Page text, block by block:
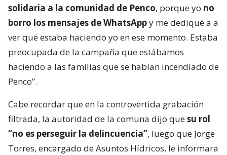
solidaria a la comunidad de Penco, porque yo no
borro los mensajes de WhatsAppy me dediqué a a
ver qué estaba haciendo yo en ese momento. Estaba
preocupada de la campaña que estábamos
haciendo a las familias que se habían incendiado de
Penco”.
Cabe recordar que en la controvertida grabación
filtrada, la autoridad de la comuna dijo quesu rol
“no es perseguir la delincuencia”, luego que Jorge
Torres, encargado de Asuntos Hídricos, le informara